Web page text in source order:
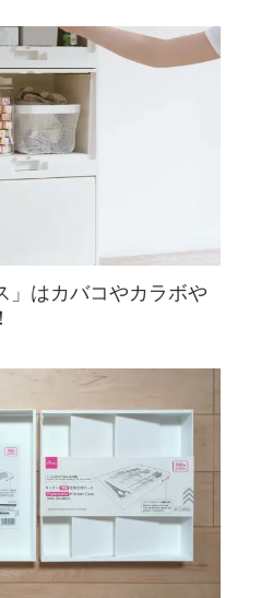
」はカバコやカラボや